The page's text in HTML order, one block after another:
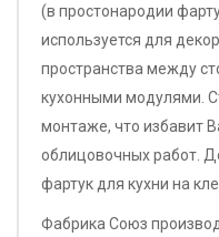
(в простонародии
используется для
пространства между
кухонными модулями.
монтаже, что избавит
облицовочных работ.
фартук для кухни на
Фабрика Союз